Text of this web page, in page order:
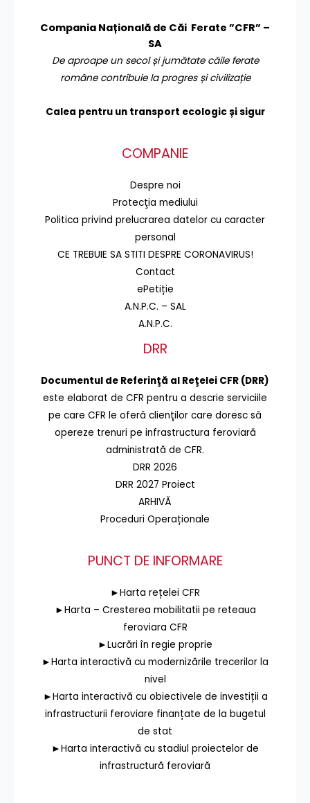
Compania Națională de Căi Ferate ”CFR” –
SA
De aproape un secol și jumătate căile ferate
române contribuie la progres și civilizație
Calea pentru un transport ecologic și sigur
COMPANIE
Despre noi
Protecţia mediului
Politica privind prelucrarea datelor cu caracter
personal
CE TREBUIE SA STITI DESPRE CORONAVIRUS!
Contact
ePetiție
A.N.P.C. – SAL
A.N.P.C.
DRR
Documentul de Referinţă al Reţelei CFR (DRR)
este elaborat de CFR pentru a descrie serviciile
pe care CFR le oferă clienţilor care doresc să
opereze trenuri pe infrastructura feroviară
administrată de CFR.
DRR 2026
DRR 2027 Proiect
ARHIVĂ
Proceduri Operaționale
PUNCT DE INFORMARE
►Harta rețelei CFR
►Harta – Cresterea mobilitatii pe reteaua
feroviara CFR
►Lucrări în regie proprie
►Harta interactivă cu modernizările trecerilor la
nivel
►Harta interactivă cu obiectivele de investiții a
infrastructurii feroviare finanțate de la bugetul
de stat
►Harta interactivă cu stadiul proiectelor de
infrastructură feroviară